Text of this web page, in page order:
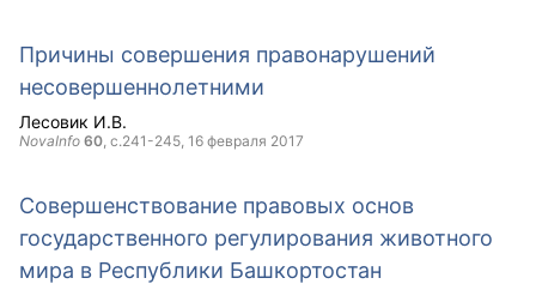
Причины совершения правонарушений
несовершеннолетними
Лесовик И.В.
NovaInfo 60, с.241-245, 16 февраля 2017
Совершенствование правовых основ
государственного регулирования животного
мира в Республики Башкортостан